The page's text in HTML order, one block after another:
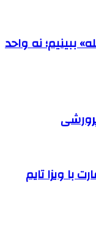
ببینیم؛ نه واحد
با ویزا تایم